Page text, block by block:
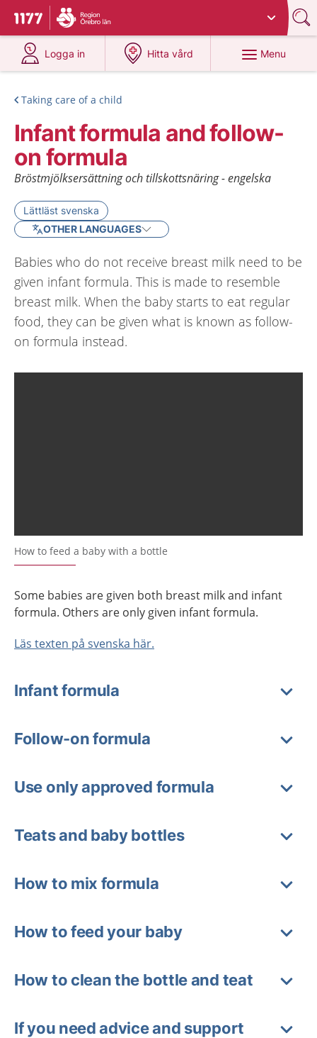
To start page for 1177
Du har valt region
Logga in
at 1177.se
Hitta vård
at 1177.se
Menu
Taking care of a child
Infant formula and follow-
on formula
Bröstmjölksersättning och tillskottsnäring - engelska
Lättläst svenska
OTHER LANGUAGES
Babies who do not receive breast milk need to be
given infant formula. This is made to resemble
breast milk. When the baby starts to eat regular
food, they can be given what is known as follow-
on formula instead.
How to feed a baby with a bottle
Some babies are given both breast milk and infant
formula. Others are only given infant formula.
Läs texten på svenska här.
Infant formula
Follow-on formula
Use only approved formula
Teats and baby bottles
How to mix formula
How to feed your baby
How to clean the bottle and teat
If you need advice and support